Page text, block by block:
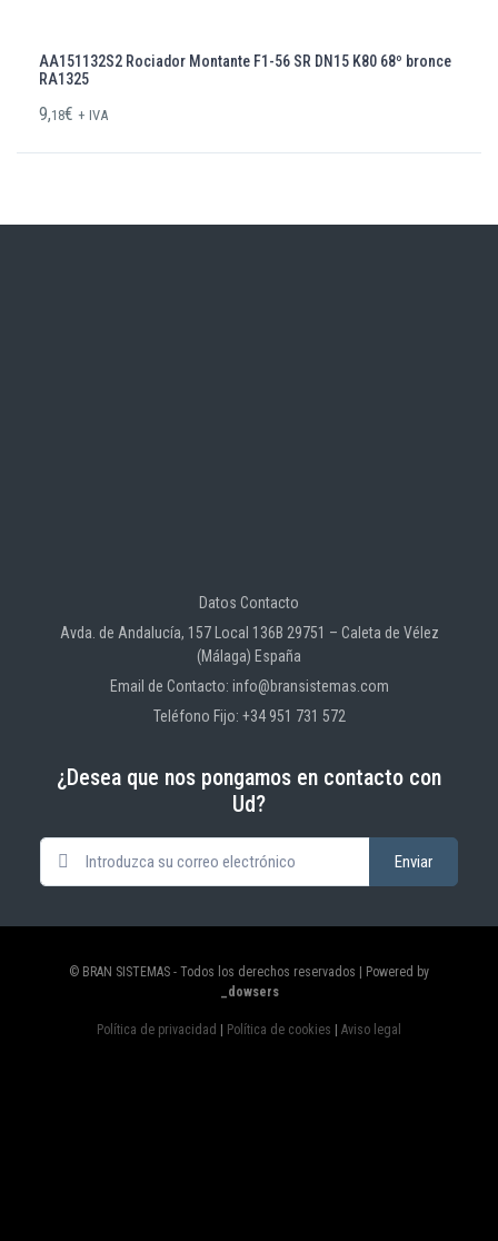
AA151132S2 Rociador Montante F1-56 SR DN15 K80 68º bronce
RA1325
9,18€ + IVA
Datos Contacto
Avda. de Andalucía, 157 Local 136B 29751 – Caleta de Vélez
(Málaga) España
Email de Contacto: info@bransistemas.com
Teléfono Fijo: +34 951 731 572
¿Desea que nos pongamos en contacto con
Ud?
© BRAN SISTEMAS - Todos los derechos reservados | Powered by
_dowsers
Política de privacidad Política de cookies Aviso legal